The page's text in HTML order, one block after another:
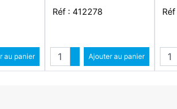
quantité
quantité
au panier
Réf : 412278
QuantitéAugmenter quantité
Diminuer quantité
Ajouter au panier